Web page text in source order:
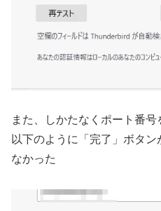
また、しかたなくポート番号
以下のように「完了」ボタ
なかった